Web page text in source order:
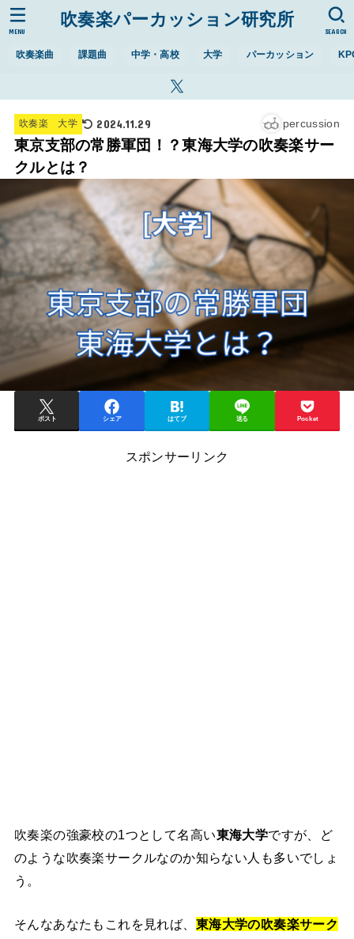
吹奏楽パーカッション研究所
吹奏楽曲 課題曲 中学・高校 大学 パーカッション
SEARCH
MENU
吹奏楽 大学 2024.11.29 percussion
東京支部の常勝軍団！？東海大学の吹奏楽サー
クルとは？
ポスト シェア はてブ 送る Pocket
スポンサーリンク
吹奏楽の強豪校の1つとして名高い東海大学ですが、ど
のような吹奏楽サークルなのか知らない人も多いでしょ
う。
そんなあなたもこれを見れば、 東海大学の吹奏楽サーク